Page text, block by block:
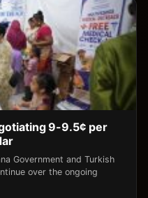
9-9.5¢ per
Government and Turkish
over the ongoing